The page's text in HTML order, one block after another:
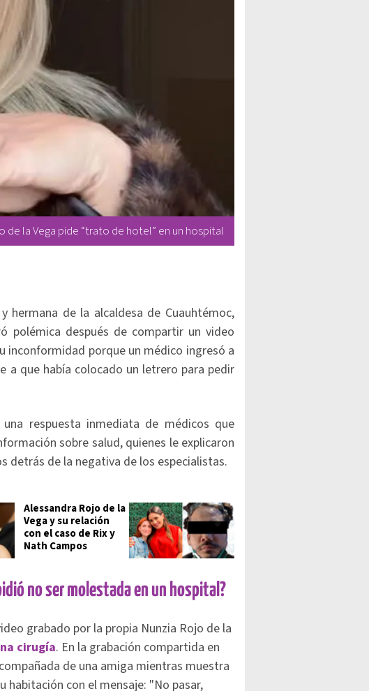
de la Vega pide “trato de hotel” en un hospital
hermana de la alcaldesa de Cuauhtémoc,
polémica después de compartir un video
inconformidad porque un médico ingresó a
a que había colocado un letrero para pedir
respuesta inmediata de médicos que
sobre salud, quienes le explicaron
detrás de la negativa de los especialistas.
Alessandra Rojo de la
Vega y su relación
con el caso de Rix y
Nath Campos
no ser molestada en un hospital?
grabado por la propia Nunzia Rojo de la
cirugía. En la grabación compartida en
de una amiga mientras muestra
habitación con el mensaje: "No pasar,